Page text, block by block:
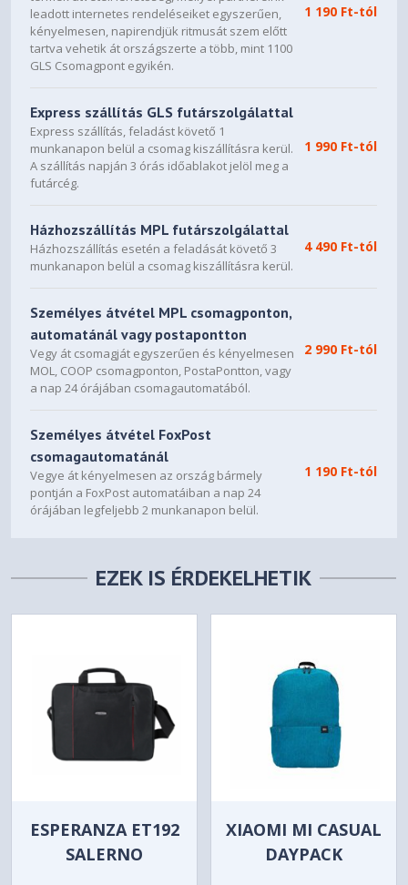
leadott internetes rendeléseiket egyszerűen,
kényelmesen, napirendjük ritmusát szem előtt
tartva vehetik át országszerte a több, mint 1100
GLS Csomagpont egyikén.
1 190 Ft-tól
Express szállítás GLS futárszolgálattal
Express szállítás, feladást követő 1
munkanapon belül a csomag kiszállításra kerül.
A szállítás napján 3 órás időablakot jelöl meg a
futárcég.
1 990 Ft-tól
Házhozszállítás MPL futárszolgálattal
Házhozszállítás esetén a feladását követő 3
munkanapon belül a csomag kiszállításra kerül.
4 490 Ft-tól
Személyes átvétel MPL csomagponton,
automatánál vagy postapontton
Vegy át csomagját egyszerűen és kényelmesen
MOL, COOP csomagponton, PostaPontton, vagy
a nap 24 órájában csomagautomatából.
2 990 Ft-tól
Személyes átvétel FoxPost
csomagautomatánál
Vegye át kényelmesen az ország bármely
pontján a FoxPost automatáiban a nap 24
órájában legfeljebb 2 munkanapon belül.
1 190 Ft-tól
EZEK IS ÉRDEKELHETIK
ESPERANZA ET192
SALERNO
XIAOMI MI CASUAL
DAYPACK